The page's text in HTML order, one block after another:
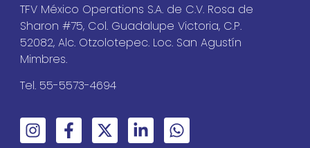
TFV México Operations S.A. de C.V. Rosa de
Sharon #75, Col. Guadalupe Victoria, C.P.
52082, Alc. Otzolotepec. Loc. San Agustín
Mimbres.
Tel. 55-5573-4694